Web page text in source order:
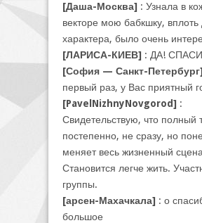
[Даша-Москва] : Узнала в
векторе мою бабкшку, вплоть
характера, было очень
[ЛАРИСА-КИЕВ] : ДА!
[София — Санкт-Петербург]
первый раз, у Вас приятный
[PavelNizhnyNovgorod] :
Свидетельствую, что полный
постепенно, не сразу, но
меняет весь жизненный
Становится легче жить.
группы.
[арсен-Махачкала] : о
большое